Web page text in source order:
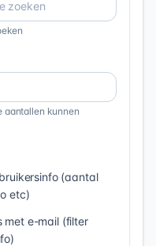
aantallen kunnen
(aantal
etc)
met e-mail (filter